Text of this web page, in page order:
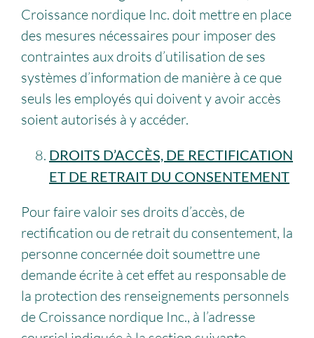
Croissance nordique Inc. doit mettre en place
des mesures nécessaires pour imposer des
contraintes aux droits d’utilisation de ses
systèmes d’information de manière à ce que
seuls les employés qui doivent y avoir accès
soient autorisés à y accéder.
DROITS D’ACCÈS, DE RECTIFICATION
ET DE RETRAIT DU CONSENTEMENT
Pour faire valoir ses droits d’accès, de
rectification ou de retrait du consentement, la
personne concernée doit soumettre une
demande écrite à cet effet au responsable de
la protection des renseignements personnels
de Croissance nordique Inc., à l’adresse